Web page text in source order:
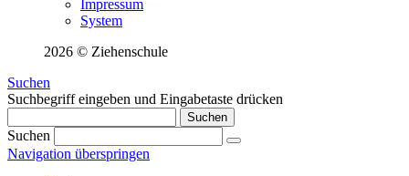
Impressum
System
2026 © Ziehenschule
Suchen
Suchbegriff eingeben und Eingabetaste drücken
Suchen
Suchen
Navigation überspringen